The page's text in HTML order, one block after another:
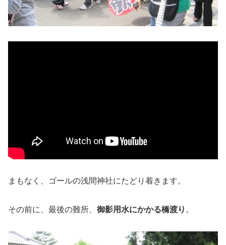
まもなく、ゴールの浅間神社にたどり着きます。
その前に、最後の難所、 御影用水にかかる橋渡り 。